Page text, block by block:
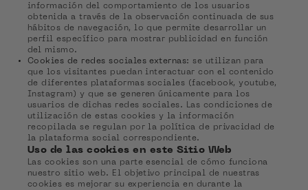
información del comportamiento de los usuarios
obtenida a través de la observación continuada de sus
hábitos de navegación, lo que permite desarrollar un
perfil específico para mostrar publicidad en función
del mismo.
Cookies de redes sociales externas: se utilizan para
que los visitantes puedan interactuar con el contenido
de diferentes plataformas sociales (facebook, youtube,
Instagram) y que se generen únicamente para los
usuarios de dichas redes sociales. Las condiciones de
utilización de estas cookies y la información
recopilada se regulan por la política de privacidad de
la plataforma social correspondiente.
Uso de las cookies en este Sitio Web
Las cookies son una parte esencial de cómo funciona
nuestro sitio web. El objetivo principal de nuestras
cookies es mejorar su experiencia en durante la